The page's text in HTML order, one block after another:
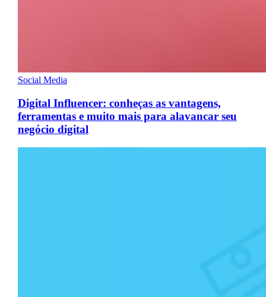
Social Media
Digital Influencer: conheças as vantagens,
ferramentas e muito mais para alavancar seu
negócio digital